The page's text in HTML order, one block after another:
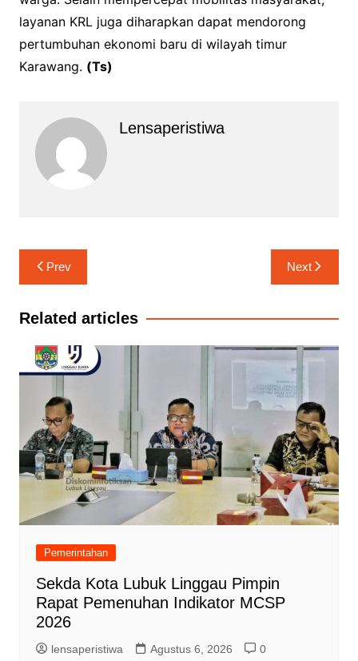
layanan KRL juga diharapkan dapat mendorong
pertumbuhan ekonomi baru di wilayah timur
Karawang. (Ts)
Lensaperistiwa
Navigasi
pos
Prev Next
Related articles
Pemerintahan
Sekda Kota Lubuk Linggau Pimpin
Rapat Pemenuhan Indikator MCSP
2026
lensaperistiwa Agustus 6, 2026 0